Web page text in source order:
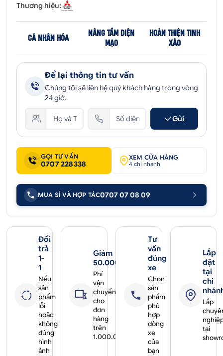
Thương hiệu:
CÁ NHÂN HÓA
NÂNG TẦM DIỆN
MẠO
HOÀN THIỆN TINH
XẢO
Để lại thông tin tư vấn
Chúng tôi sẽ liên hệ quý khách hàng trong vòng
24 giờ.
Gửi
GỌI TƯ VẤN
0707 228338
XEM CỬA HÀNG
4 chi nhánh
MUA SỈ VÀ HỢP TÁC0707 07 08 09
Đổi
trả
1-
1
Nếu
sản
phẩm
lỗi
hoặc
không
đúng
hình
ảnh
Giảm
50.000₫
Phí
vận
chuyển
cho
đơn
hàng
trên
1.000.000₫
Tư
vấn
đúng
xe
Chọn
sản
phẩm
phù
hợp
dòng
xe
của
bạn
Lắp
đặt
tại
chi
Lắp
tại